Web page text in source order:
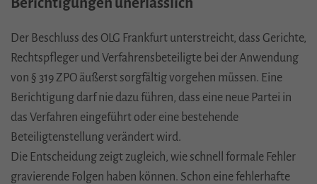
Der Beschluss des OLG Frankfurt unterstreicht, dass Gerichte,
Rechtspfleger und Verfahrensbeteiligte bei der Anwendung
von § 319ZPO äußerst sorgfältig vorgehen müssen. Eine
Berichtigung darf nie dazu führen, dass eine neue Partei in
das Verfahren eingeführt oder eine bestehende
Beteiligtenstellung verändert wird.
Die Entscheidung zeigt zugleich, wie schnell formale Fehler
gravierende Folgen haben können. Schon eine fehlerhafte
_ga(Google Tag Manager)
ID. Anhand der ID können Seitenaufrufe einem
Besucher zugeordnet werden.
Laufzeit: 2 Jahre
Anbieter: Google
Datenschutzerklärung
_gat
(Google Tag Manager)
Verhindert, dass in zu schneller Folge Daten an den